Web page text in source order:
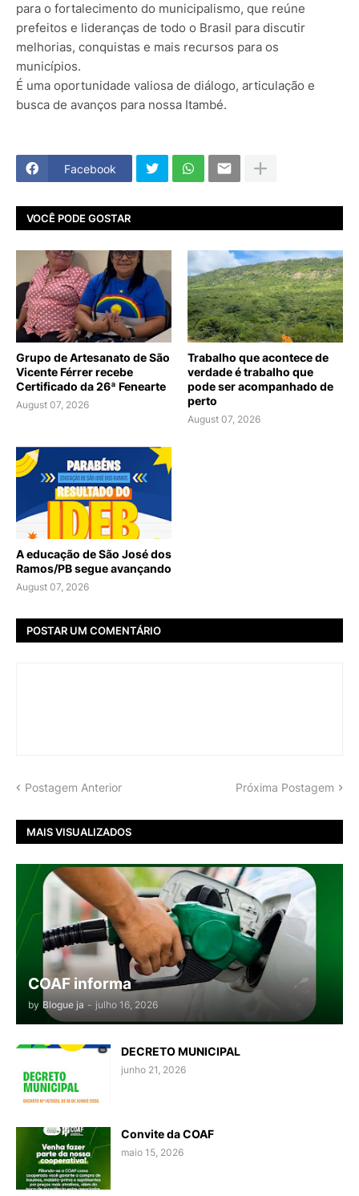
para o fortalecimento do municipalismo, que reúne
prefeitos e lideranças de todo o Brasil para discutir
melhorias, conquistas e mais recursos para os
municípios.
É uma oportunidade valiosa de diálogo, articulação e
busca de avanços para nossa Itambé.
Facebook
VOCÊ PODE GOSTAR
Grupo de Artesanato de São
Vicente Férrer recebe
Certificado da 26ª Fenearte
August 07, 2026
Trabalho que acontece de
verdade é trabalho que
pode ser acompanhado de
perto
August 07, 2026
A educação de São José dos
Ramos/PB segue avançando
August 07, 2026
POSTAR UM COMENTÁRIO
Postagem Anterior Próxima Postagem
MAIS VISUALIZADOS
COAF informa
by Blogue ja - julho 16, 2026
DECRETO MUNICIPAL
junho 21, 2026
Convite da COAF
maio 15, 2026